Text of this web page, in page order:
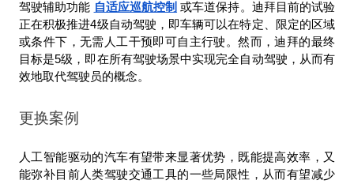
驾驶辅助功能 自适应巡航控制 或车道保持。迪拜目前的试验
正在积极推进4级自动驾驶，即车辆可以在特定、限定的区域
或条件下，无需人工干预即可自主行驶。然而，迪拜的最终
目标是5级，即在所有驾驶场景中实现完全自动驾驶，从而有
效地取代驾驶员的概念。
更换案例
人工智能驱动的汽车有望带来显著优势，既能提高效率，又
能弥补目前人类驾驶交通工具的一些局限性，从而有望减少